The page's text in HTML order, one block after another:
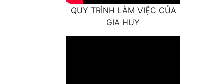
QUY TRÌNH LÀM VIỆC CỦA
GIA HUY